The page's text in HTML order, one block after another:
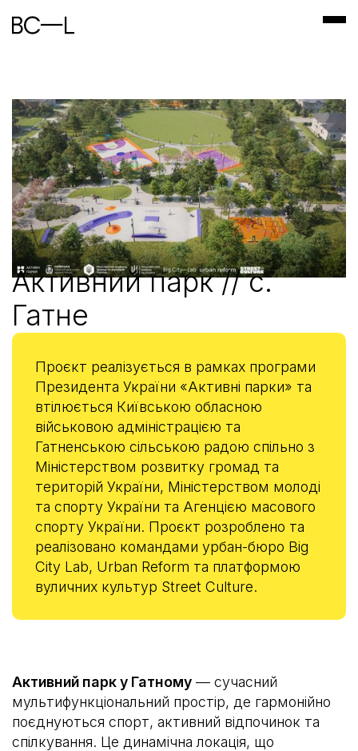
Активний парк // с.
Гатне
Проєкт реалізується в рамках програми
Президента України «Активні парки» та
втілюється Київською обласною
військовою адміністрацією та
Гатненською сільською радою спільно з
Міністерством розвитку громад та
територій України, Міністерством молоді
та спорту України та Агенцією масового
спорту України. Проєкт розроблено та
реалізовано командами урбан-бюро Big
City Lab, Urban Reform та платформою
вуличних культур Street Culture.
Активний парк у Гатному— сучасний
мультифункціональний простір, де гармонійно
поєднуються спорт, активний відпочинок та
спілкування. Це динамічна локація, що